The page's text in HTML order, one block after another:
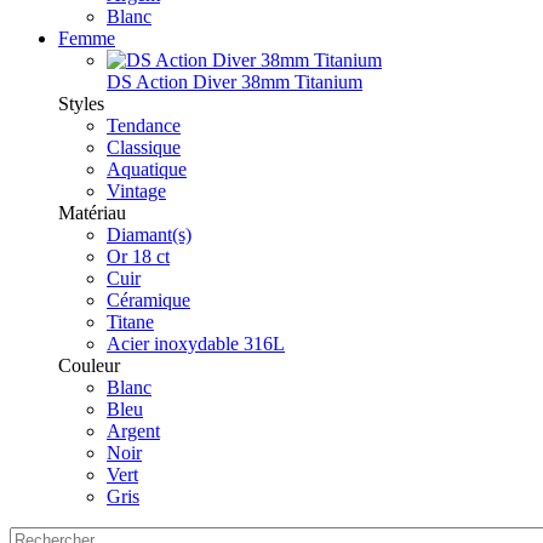
Blanc
Femme
DS Action Diver 38mm Titanium
Styles
Tendance
Classique
Aquatique
Vintage
Matériau
Diamant(s)
Or 18 ct
Cuir
Céramique
Titane
Acier inoxydable 316L
Couleur
Blanc
Bleu
Argent
Noir
Vert
Gris